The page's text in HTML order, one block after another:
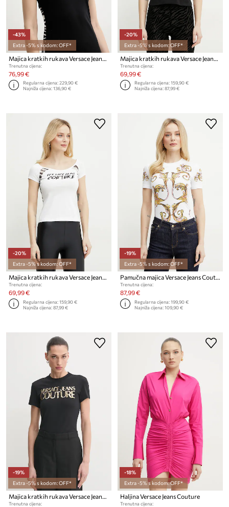
-43%
Extra -5% s kodom: OFF*
Majica kratkih rukava Versace Jeans Couture
Trenutna cijena:
76,99 €
Regularna cijena:229,90 €
Najniža cijena:136,90 €
-20%
Extra -5% s kodom: OFF*
Majica kratkih rukava Versace Jeans Couture
Trenutna cijena:
69,99 €
Regularna cijena:159,90 €
Najniža cijena:87,99 €
-20%
Extra -5% s kodom: OFF*
Majica kratkih rukava Versace Jeans Couture
Trenutna cijena:
69,99 €
Regularna cijena:159,90 €
Najniža cijena:87,99 €
-19%
Extra -5% s kodom: OFF*
Pamučna majica Versace Jeans Couture
Trenutna cijena:
87,99 €
Regularna cijena:199,90 €
Najniža cijena:109,90 €
-19%
Extra -5% s kodom: OFF*
Trenutna cijena:
-18%
Extra -5% s kodom: OFF*
Haljina Versace Jeans Couture
Trenutna cijena: